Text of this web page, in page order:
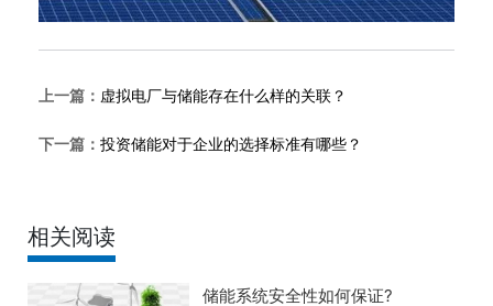
上一篇： 虚拟电厂与储能存在什么样的关联？
下一篇： 投资储能对于企业的选择标准有哪些？
相关阅读
储能系统安全性如何保证?